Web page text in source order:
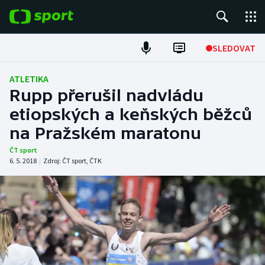
SLEDOVAT
Fotbal
Hokej
Tenis
Atletika
Cyklistika
DALŠÍ SPORTY
Americký fotbal
NEPŘEHLÉDNĚTE
ATLETIKA
Rupp přerušil nadvládu
etiopských a keňských běžců
na Pražském maratonu
ČT sport
6. 5. 2018 | Zdroj: ČT sport, ČTK